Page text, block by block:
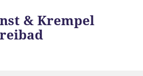
& Krempel